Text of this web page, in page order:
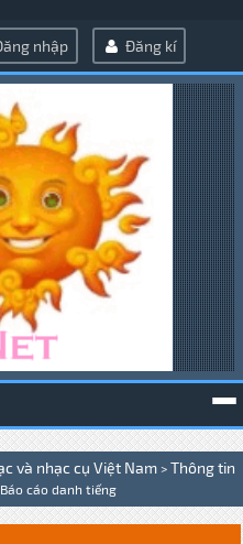
nhập Đăng kí
và nhạc cụ Việt Nam > Thông tin
Báo cáo danh tiếng